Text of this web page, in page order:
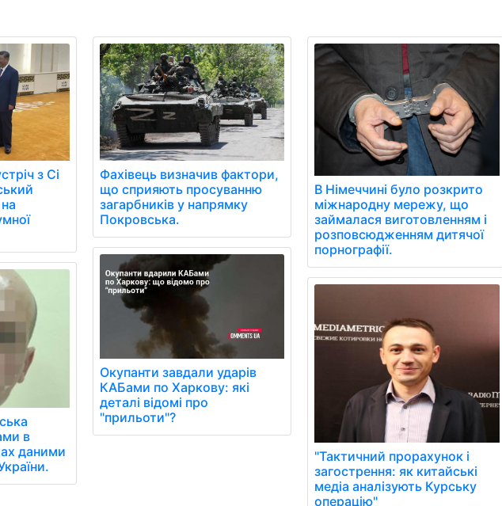
з Сі
в
даними
Фахівець визначив фактори,
що сприяють просуванню
загарбників у напрямку
Покровська.
Окупанти завдали ударів
КАБами по Харкову: які
деталі відомі про
"прильоти"?
В Німеччині було розкрито
міжнародну мережу, що
займалася виготовленням і
розповсюдженням дитячої
порнографії.
"Тактичний прорахунок і
загострення: як китайські
медіа аналізують Курську
операцію"